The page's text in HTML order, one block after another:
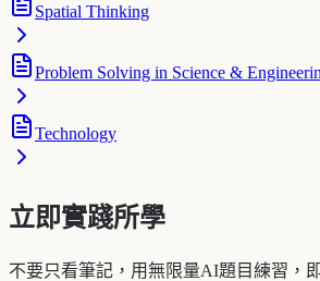
Spatial Thinking
Problem Solving in Science &
Technology
立即實踐所學
不要只看筆記，用無限量AI題目練習，